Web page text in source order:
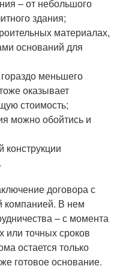
– от небольшого
здания;
материалах,
оснований для
меньшего
оказывает
стоимость;
можно обойтись и
конструкции
договора с
компанией. В нем
– с момента
или точных сроков
остается только
готовое основание.